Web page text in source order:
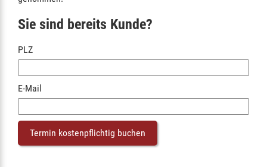
Sie sind bereits Kunde?
PLZ
E-Mail